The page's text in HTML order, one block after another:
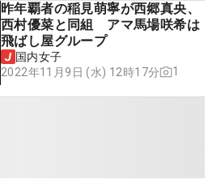
昨年覇者の稲見萌寧が西郷真央、
西村優菜と同組 アマ馬場咲希は
飛ばし屋グループ
国内女子
2022年11月9日 (水) 12時17分
1